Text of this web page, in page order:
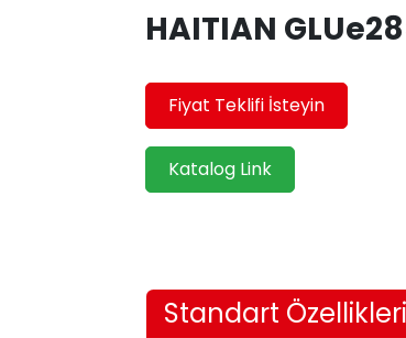
HAITIAN
Fiyat Teklifi İsteyin
Katalog Link
Standart Özellikleri